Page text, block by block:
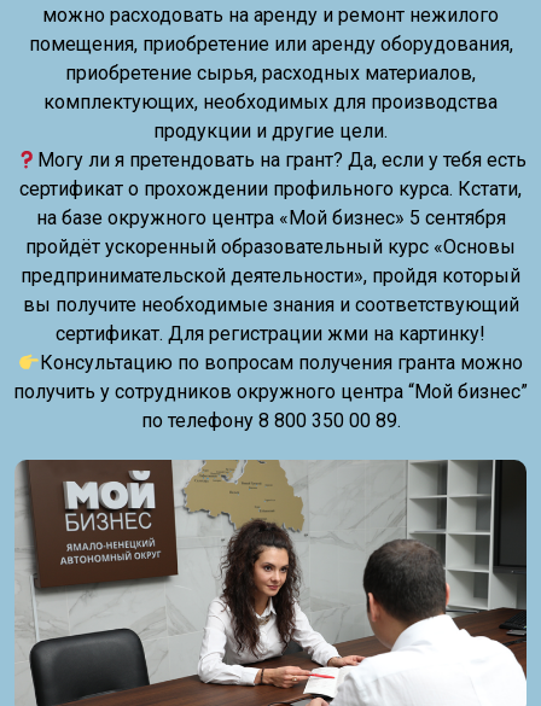
можно расходовать на аренду и ремонт нежилого
помещения, приобретение или аренду оборудования,
приобретение сырья, расходных материалов,
комплектующих, необходимых для производства
продукции и другие цели.
Могу ли я претендовать на грант? Да, если у тебя есть
сертификат о прохождении профильного курса. Кстати,
на базе окружного центра «Мой бизнес» 5 сентября
пройдёт ускоренный образовательный курс «Основы
предпринимательской деятельности», пройдя который
вы получите необходимые знания и соответствующий
сертификат. Для регистрации жми на картинку!
Консультацию по вопросам получения гранта можно
получить у сотрудников окружного центра “Мой бизнес”
по телефону 8 800 350 00 89.